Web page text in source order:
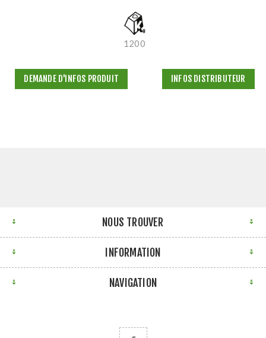
1200
DEMANDE D'INFOS PRODUIT INFOS DISTRIBUTEUR
NOUS TROUVER
INFORMATION
NAVIGATION